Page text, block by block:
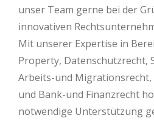
unser Team gerne bei der
innovativen
Mit unserer Expertise in
Property, Datenschutzrecht,
Arbeits-und Migrationsrecht,
und Bank-und Finanzrecht
notwendige Unterstützung